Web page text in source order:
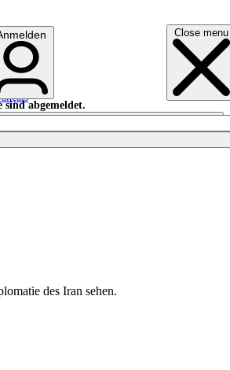
Close menu
sind abgemeldet.
Anmelden
aus
des Iran sehen.